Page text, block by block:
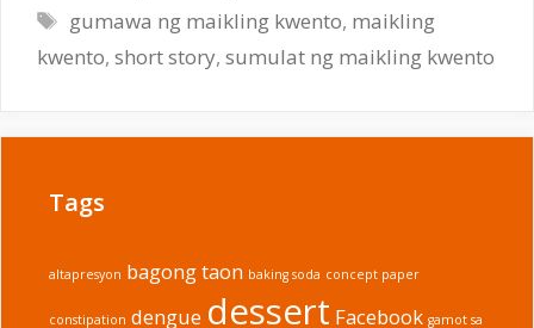
Tags
gumawa ng maikling kwento, maikling
kwento, short story, sumulat ng maikling kwento
Tags
altapresyon bagong taon baking soda concept paper
constipation dengue dessert Facebook gamot sa